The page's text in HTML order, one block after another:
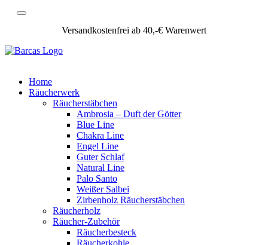
Versandkostenfrei ab 40,-€ Warenwert
Home
Räucherwerk
Räucherstäbchen
Ambrosia – Duft der Götter
Blue Line
Chakra Line
Engel Line
Guter Schlaf
Natural Line
Palo Santo
Weißer Salbei
Zirbenholz Räucherstäbchen
Räucherholz
Räucher-Zubehör
Räucherbesteck
Räucherkohle